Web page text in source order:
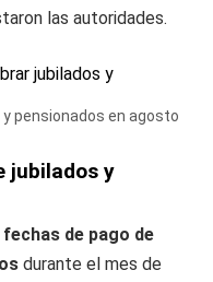
las autoridades.
pensionados en agosto
jubilados y
fechas de pago de
durante el mes de